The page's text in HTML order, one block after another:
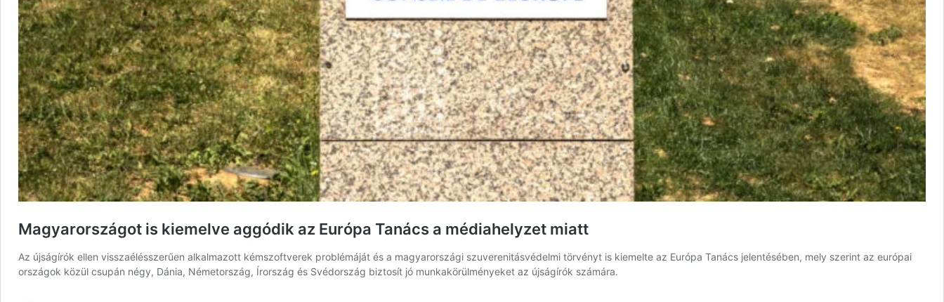
Magyarországot is kiemelve aggódik az Európa Tanács a médiahelyzet miatt
Az újságírók ellen visszaélésszerűen alkalmazott kémszoftverek problémáját és a magyarországi szuverenitásvédelmi törvényt is kiemelte az Európa Tanács jelentésében, mely szerint az európai
országok közül csupán négy, Dánia, Németország, Írország és Svédország biztosít jó munkakörülményeket az újságírók számára.